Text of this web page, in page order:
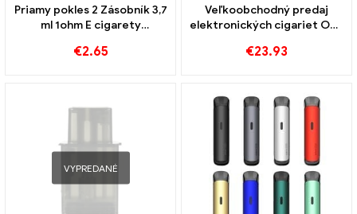
Priamy pokles 2 Zásobník 3,7
ml 1ohm E cigarety
€2.65
Veľkoobchodný predaj
elektronických cigariet OBS
€23.93
VYPREDANÉ